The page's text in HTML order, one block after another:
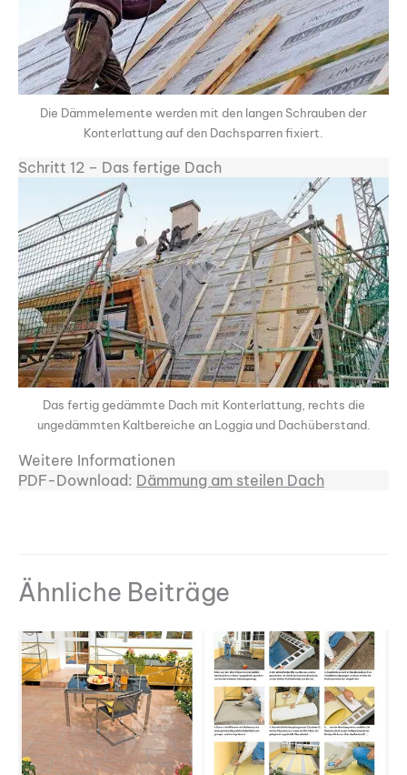
Die Dämmelemente werden mit den langen Schrauben der
Konterlattung auf den Dachsparren fixiert.
Schritt 12 – Das fertige Dach
Das fertig gedämmte Dach mit Konterlattung, rechts die
ungedämmten Kaltbereiche an Loggia und Dachüberstand.
Weitere Informationen
PDF-Download: Dämmung am steilen Dach
Ähnliche Beiträge